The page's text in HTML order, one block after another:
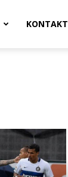
KONTAKT